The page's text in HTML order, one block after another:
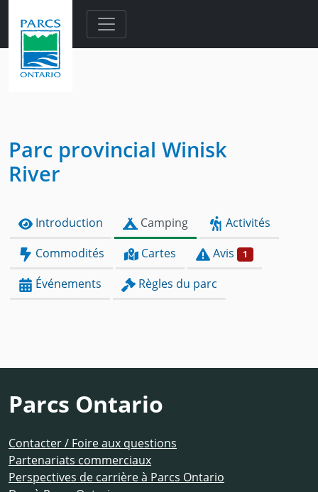
Skip to main content
Parc provincial Winisk
River
Introduction Camping
Activités
Commodités
Cartes Avis 1
Événements Règles du parc
Parcs Ontario
Contacter / Foire aux questions
Partenariats commerciaux
Perspectives de carrière à Parcs Ontario